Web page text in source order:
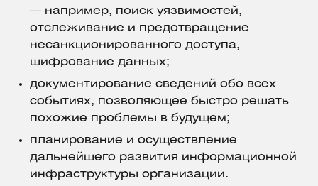
— например, поиск уязвимостей,
отслеживание и предотвращение
несанкционированного доступа,
шифрование данных;
документирование сведений обо всех
событиях, позволяющее быстро решать
похожие проблемы в будущем;
планирование и осуществление
дальнейшего развития информационной
инфраструктуры организации.